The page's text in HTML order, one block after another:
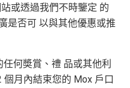
或透過我們不時鑒定 的
是否可 以與其他優惠或推
何奬賞、禮 品或其他利
月內結束您的 Mox 戶口